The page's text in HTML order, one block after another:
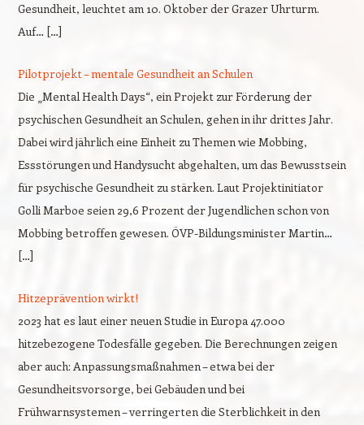
Gesundheit, leuchtet am 10. Oktober der Grazer Uhrturm.
Auf… […]
Pilotprojekt – mentale Gesundheit an Schulen
Die „Mental Health Days“, ein Projekt zur Förderung der
psychischen Gesundheit an Schulen, gehen in ihr drittes Jahr.
Dabei wird jährlich eine Einheit zu Themen wie Mobbing,
Essstörungen und Handysucht abgehalten, um das Bewusstsein
für psychische Gesundheit zu stärken. Laut Projektinitiator
Golli Marboe seien 29,6 Prozent der Jugendlichen schon von
Mobbing betroffen gewesen. ÖVP-Bildungsminister Martin…
[…]
Hitzeprävention wirkt!
2023 hat es laut einer neuen Studie in Europa 47.000
hitzebezogene Todesfälle gegeben. Die Berechnungen zeigen
aber auch: Anpassungsmaßnahmen – etwa bei der
Gesundheitsvorsorge, bei Gebäuden und bei
Frühwarnsystemen – verringerten die Sterblichkeit in den